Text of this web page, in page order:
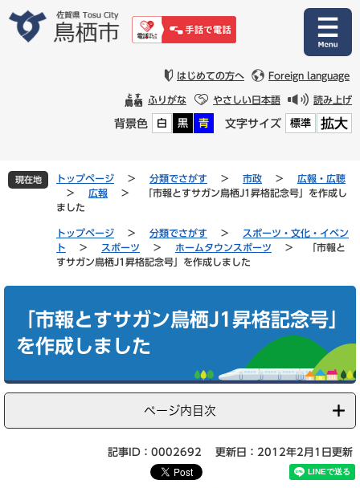
文
はじめての方へ Foreign language
ふりがな やさしい日本語 読み上げ
背景色 白 黒 青 文字サイズ 標準 拡大
現在地 トップページ > 分類でさがす > 市政 >
広報・広聴
>
広報 >
「市報とすサガン鳥栖J1昇格記念号」を作成し
ました
トップページ > 分類でさがす >
スポーツ・文化・イベン
ト
> スポーツ > ホームタウンスポーツ >
「市報と
すサガン鳥栖J1昇格記念号」を作成しました
「市報とすサガン鳥栖J1昇格記念号」
を作成しました
ページ内目次
記事ID：0002692 更新日：2012年2月1日更新